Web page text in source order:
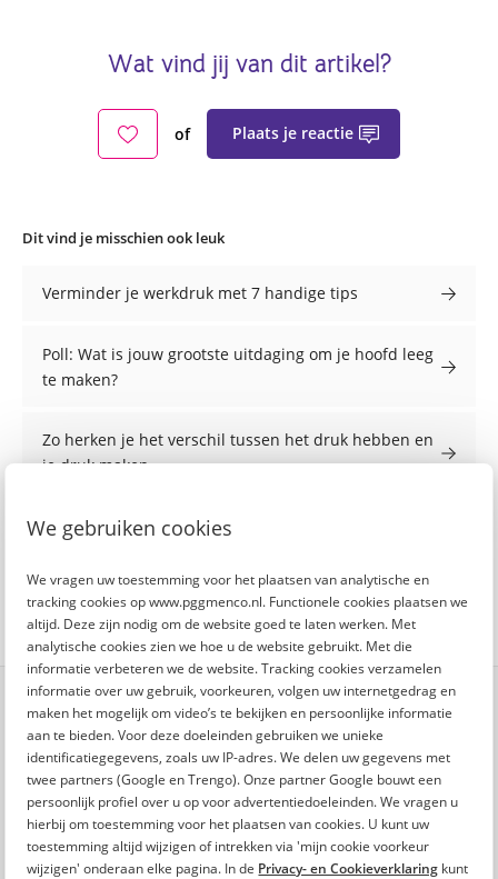
We gebruiken cookies
We vragen uw toestemming voor het plaatsen van analytische en
tracking cookies op www.pggmenco.nl. Functionele cookies plaatsen we
altijd. Deze zijn nodig om de website goed te laten werken. Met
analytische cookies zien we hoe u de website gebruikt. Met die
informatie verbeteren we de website. Tracking cookies verzamelen
informatie over uw gebruik, voorkeuren, volgen uw internetgedrag en
maken het mogelijk om video’s te bekijken en persoonlijke informatie
aan te bieden. Voor deze doeleinden gebruiken we unieke
identificatiegegevens, zoals uw IP-adres. We delen uw gegevens met
twee partners (Google en Trengo). Onze partner Google bouwt een
persoonlijk profiel over u op voor advertentiedoeleinden. We vragen u
hierbij om toestemming voor het plaatsen van cookies. U kunt uw
toestemming altijd wijzigen of intrekken via 'mijn cookie voorkeur
wijzigen' onderaan elke pagina. In de Privacy- en Cookieverklaring kunt
Wat vind jij van dit artikel?
of Plaats je reactie
Dit vind je misschien ook leuk
Verminder je werkdruk met 7 handige tips
Poll: Wat is jouw grootste uitdaging om je hoofd leeg
te maken?
Zo herken je het verschil tussen het druk hebben en
je druk maken
Om hulp vragen in 3 simpele stappen
Reageren
Reageer hieronder op het artikel. Je ingevulde voornaam is
te zien bij je reactie.
Voornaam (verplicht)